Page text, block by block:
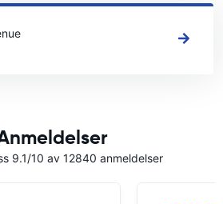
i Protaras
9.1/10 av 12840 anmeldelser